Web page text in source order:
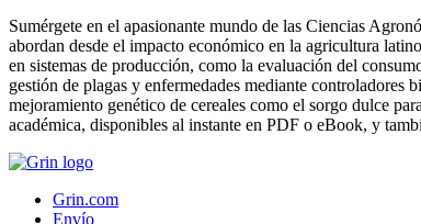
Sumérgete en el apasionante mundo de las Ciencias
abordan desde el impacto económico en la agricultura
en sistemas de producción, como la evaluación del
gestión de plagas y enfermedades mediante
mejoramiento genético de cereales como el sorgo dulce
académica, disponibles al instante en PDF o eBook, y
Grin.com
Envío